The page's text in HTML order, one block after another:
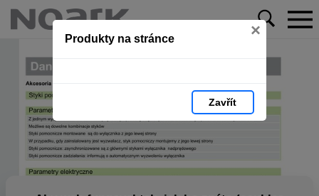
Produkty na stránce ×
Zavřít